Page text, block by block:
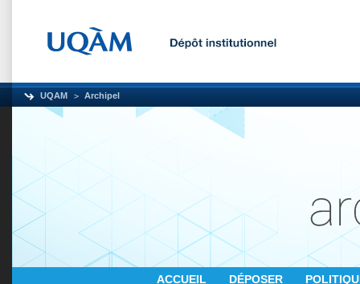
UQAM Archipel
ACCUEIL DÉPOSER